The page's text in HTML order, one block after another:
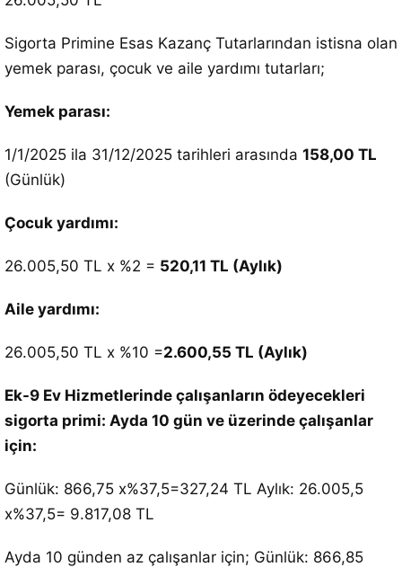
Sigorta Primine Esas Kazanç Tutarlarından istisna olan
yemek parası, çocuk ve aile yardımı tutarları;
Yemek parası:
1/1/2025 ila 31/12/2025 tarihleri arasında 158,00 TL
(Günlük)
Çocuk yardımı:
26.005,50 TL x %2 = 520,11 TL (Aylık)
Aile yardımı:
26.005,50 TL x %10 =2.600,55 TL (Aylık)
Ek-9 Ev Hizmetlerinde çalışanların ödeyecekleri
sigorta primi: Ayda 10 gün ve üzerinde çalışanlar
için:
Günlük: 866,75 x%37,5=327,24 TL Aylık: 26.005,5
x%37,5= 9.817,08 TL
Ayda 10 günden az çalışanlar için; Günlük: 866,85